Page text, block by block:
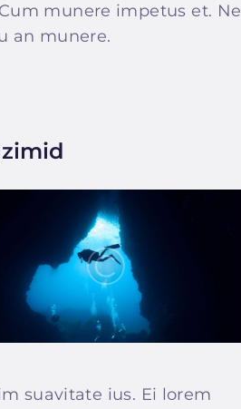
munere impetus et. Ne
an munere.
suavitate ius. Ei lorem